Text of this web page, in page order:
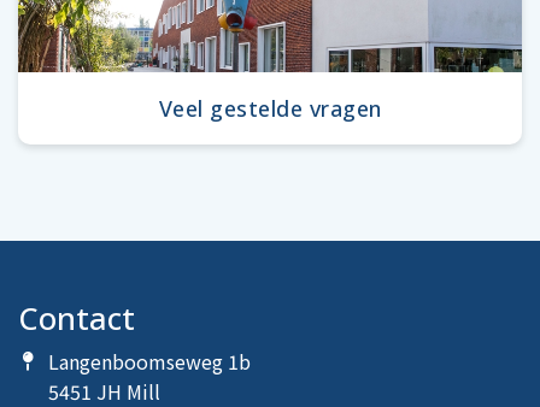
Veel gestelde vragen
Contact
Langenboomseweg 1b
5451 JH Mill